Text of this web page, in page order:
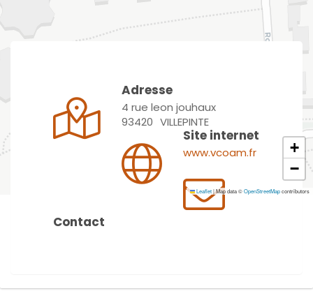
+
−
Leaflet|Map data ©OpenStreetMapcontributors
Adresse
4 rue leon jouhaux
93420 VILLEPINTE
Site internet
www.vcoam.fr
Contact